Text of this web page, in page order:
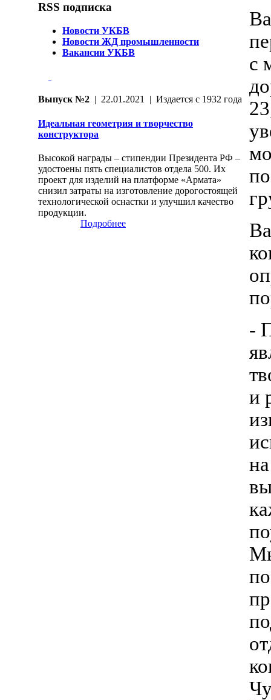
RSS подписка
Новости УКБВ
Новости ЖД промышленности
Вакансии УКБВ
Выпуск №2 | 22.01.2021 | Издается с 1932 года
Идеальная геометрия и творчество
конструктора
Высокой награды – стипендии Президента РФ –
удостоены пять специалистов отдела 500. Их
проект для изделий на платформе «Армата»
снизил затраты на изготовление дорогостоящей
технологической оснастки и улучшил качество
продукции.
Подробнее
с
-
и